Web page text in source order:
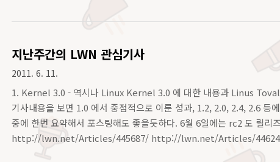
지난주간의 LWN 관심기사
2011. 6. 11.
1. Kernel 3.0 - 역시나 Linux Kernel 3.0 에 대한 내용과 Linus
기사내용을 보면 1.0 에서 중점적으로 이룬 성과, 1.2, 2.0, 2.4, 2.6 등
중에 한번 요약해서 포스팅해도 좋을듯하다. 6월 6일에는 rc2 도 릴리
http://lwn.net/Articles/445687/ http://lwn.net/Articles/446243/